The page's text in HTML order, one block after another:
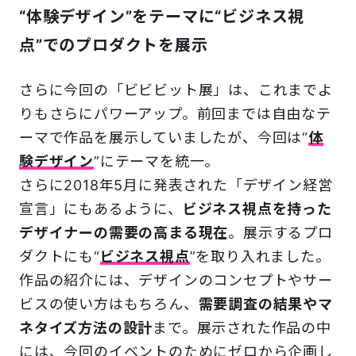
“体験デザイン”をテーマに“ビジネス視
点”でのプロダクトを展示
さらに今回の「ビビビット展」は、これまでよ
りもさらにパワーアップ。前回までは自由なテ
ーマで作品を展示していましたが、今回は“体
験デザイン”にテーマを統一。
さらに2018年5月に発表された「デザイン経営
宣言」にもあるように、
ビジネス視点を持った
デザイナーの需要の高まる現在。展示するプロ
ダクトにも“ビジネス視点”を取り入れました。
作品の紹介には、デザインのコンセプトやサー
ビスの使い方はもちろん、 需要調査の結果やマ
ネタイズ方法の設計まで。展示された作品の中
には、今回のイベントのためにゼロから企画し